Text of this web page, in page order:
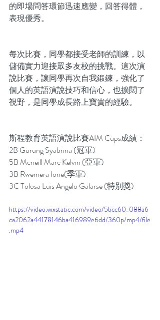
的即場問答環節迅速應變，回答得體，
表現優秀。
每次比賽，同學都接受老師的訓練，以
儲備實力迎接眾多友校的挑戰。這次演
說比賽，讓同學再次自我鍛鍊，強化了
個人的英語演說技巧和信心，也擴闊了
視野，是同學成長路上寶貴的經驗。
斯程教育英語演說比賽AIM Cups成績：
2B Gurung Syabrina (冠軍)
5B Mcneill Marc Kelvin (亞軍)
3B Rwemera Ione(季軍)
3C Tolosa Luis Angelo Galarse (特別獎)
https://video.wixstatic.com/video/5bcc60_088a6
ca2062a44178146ba416989e6dd/360p/mp4/file
.mp4